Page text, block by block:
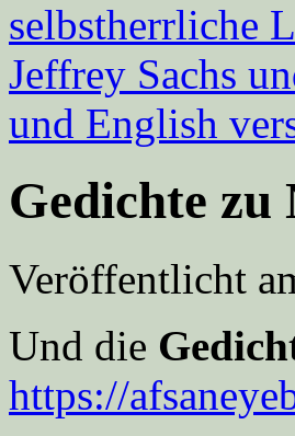
selbstherrliche
Jeffrey Sachs
und English
Gedichte
Veröffentlicht
Und die
https://